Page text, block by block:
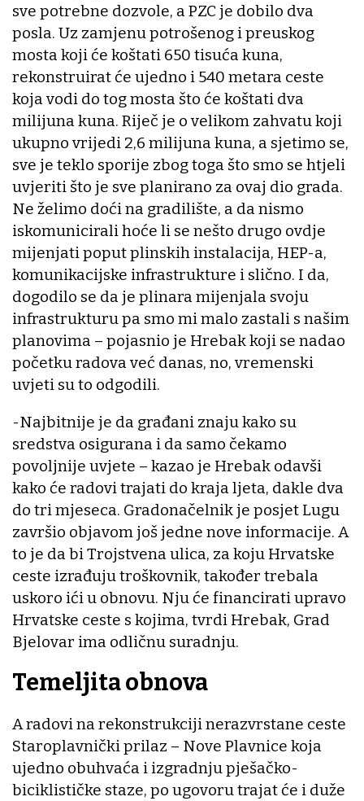
sve potrebne dozvole, a PZC je dobilo dva
posla. Uz zamjenu potrošenog i preuskog
mosta koji će koštati 650 tisuća kuna,
rekonstruirat će ujedno i 540 metara ceste
koja vodi do tog mosta što će koštati dva
milijuna kuna. Riječ je o velikom zahvatu koji
ukupno vrijedi 2,6 milijuna kuna, a sjetimo se,
sve je teklo sporije zbog toga što smo se htjeli
uvjeriti što je sve planirano za ovaj dio grada.
Ne želimo doći na gradilište, a da nismo
iskomunicirali hoće li se nešto drugo ovdje
mijenjati poput plinskih instalacija, HEP-a,
komunikacijske infrastrukture i slično. I da,
dogodilo se da je plinara mijenjala svoju
infrastrukturu pa smo mi malo zastali s našim
planovima – pojasnio je Hrebak koji se nadao
početku radova već danas, no, vremenski
uvjeti su to odgodili.
-Najbitnije je da građani znaju kako su
sredstva osigurana i da samo čekamo
povoljnije uvjete – kazao je Hrebak odavši
kako će radovi trajati do kraja ljeta, dakle dva
do tri mjeseca. Gradonačelnik je posjet Lugu
završio objavom još jedne nove informacije. A
to je da bi Trojstvena ulica, za koju Hrvatske
ceste izrađuju troškovnik, također trebala
uskoro ići u obnovu. Nju će financirati upravo
Hrvatske ceste s kojima, tvrdi Hrebak, Grad
Bjelovar ima odličnu suradnju.
Temeljita obnova
A radovi na rekonstrukciji nerazvrstane ceste
Staroplavnički prilaz – Nove Plavnice koja
ujedno obuhvaća i izgradnju pješačko-
biciklističke staze, po ugovoru trajat će i duže